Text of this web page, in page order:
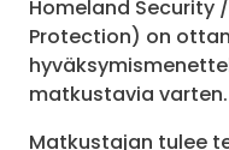
Homeland Security
Protection) on
matkustavia varten.
Matkustajan tulee